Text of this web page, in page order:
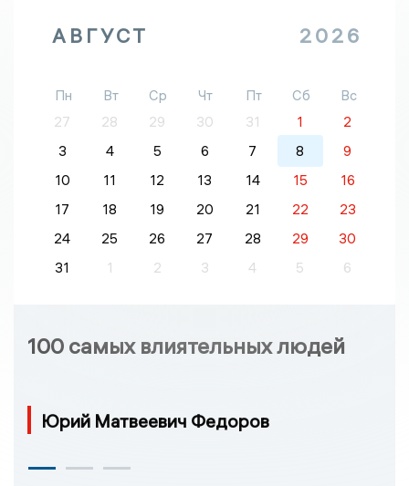
АВГУСТ 2026
Пн Вт Ср Чт Пт Сб
Вс
27
28 29 30 31 1
2
3
4 5 6 7 8
9
10
11 12 13 14 15
16
17
18 19 20 21 22
23
24
25 26 27 28 29
30
31
1 2 3 4 5 6
100 самых влиятельных людей
Юрий Матвеевич Федоров